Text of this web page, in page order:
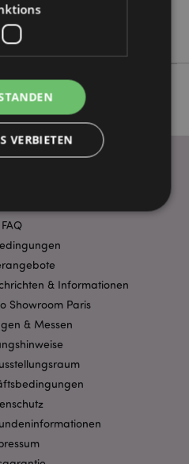
FAQ
& Informationen
Showroom Paris
& Messen
VERBIETEN
Leistungs
Funktions
wie die
die Kontoverwaltung.
cookies kann die
werden.
Domain